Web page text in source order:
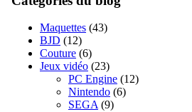
Maquettes (43)
BJD (12)
Couture (6)
Jeux vidéo (23)
PC Engine (12)
Nintendo (6)
SEGA (9)